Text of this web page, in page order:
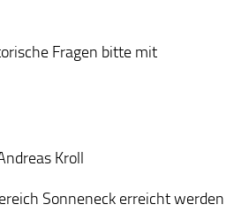
Fragen bitte mit
Kroll
Sonneneck erreicht werden